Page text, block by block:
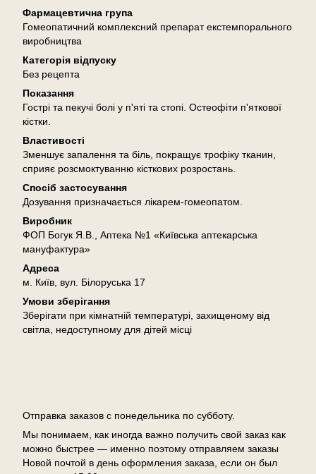
Фармацевтична група
Гомеопатичний комплексний препарат екстемпорального
виробництва
Категорія відпуску
Без рецепта
Показання
Гострі та пекучі болі у п'яті та стопі. Остеофіти п'яткової
кістки.
Властивості
Зменшує запалення та біль, покращує трофіку тканин,
сприяє розсмоктуванню кісткових розростань.
Спосіб застосування
Дозування призначається лікарем-гомеопатом.
Виробник
ФОП Богук Я.В., Аптека №1 «Київська аптекарська
мануфактура»
Адреса
м. Київ, вул. Білоруська 17
Умови зберігання
Зберігати при кімнатній температурі, захищеному від
світла, недоступному для дітей місці
Отправка заказов с понедельника по субботу.
Мы понимаем, как иногда важно получить свой заказ как
можно быстрее — именно поэтому отправляем заказы
Новой почтой в день оформления заказа, если он был